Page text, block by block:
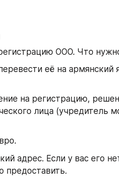
ООО. Что
её на армянский
на регистрацию,
лица (учредитель
адрес. Если у вас его
предоставить.